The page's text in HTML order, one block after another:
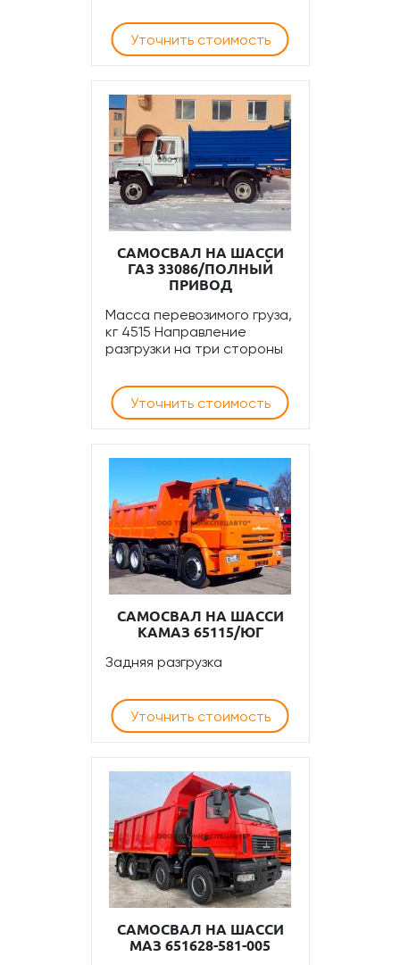
Уточнить стоимость
САМОСВАЛ НА ШАССИ
ГАЗ 33086/ПОЛНЫЙ
ПРИВОД
Масса перевозимого груза,
кг 4515 Направление
разгрузки на три стороны
Уточнить стоимость
САМОСВАЛ НА ШАССИ
КАМАЗ 65115/ЮГ
Задняя разгрузка
Уточнить стоимость
САМОСВАЛ НА ШАССИ
МАЗ 651628-581-005